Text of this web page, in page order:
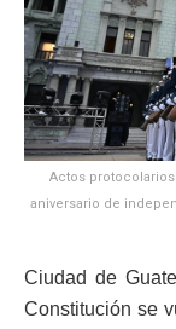
Actos
aniversario de
Ciudad de
Constitución se